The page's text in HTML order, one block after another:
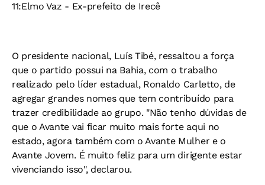
11:Elmo Vaz - Ex-prefeito de Irecê
O presidente nacional, Luís Tibé, ressaltou a força
que o partido possui na Bahia, com o trabalho
realizado pelo líder estadual, Ronaldo Carletto, de
agregar grandes nomes que tem contribuído para
trazer credibilidade ao grupo. "Não tenho dúvidas de
que o Avante vai ficar muito mais forte aqui no
estado, agora também com o Avante Mulher e o
Avante Jovem. É muito feliz para um dirigente estar
vivenciando isso", declarou.